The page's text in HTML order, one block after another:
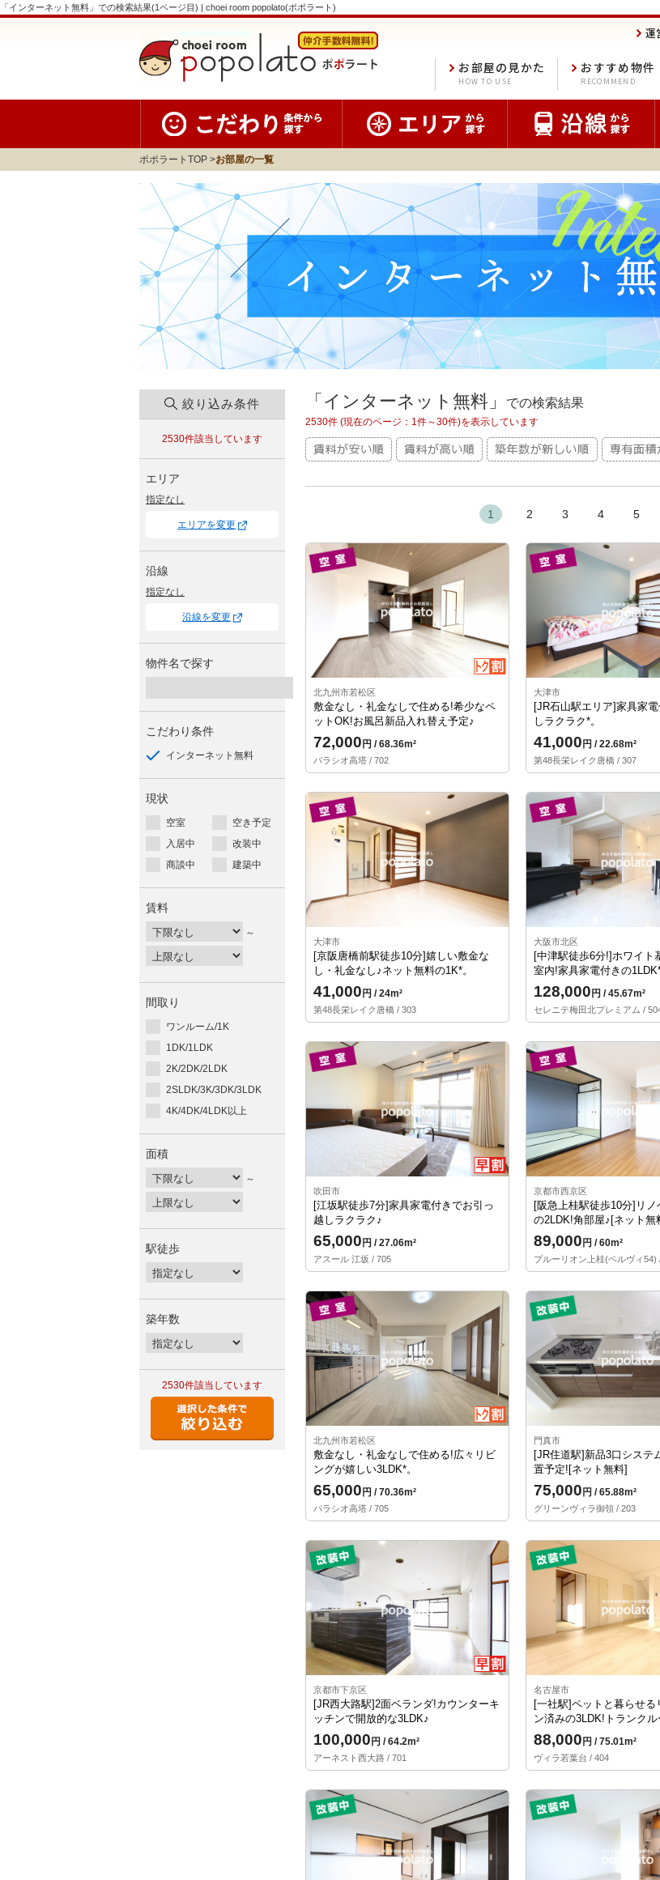
「インターネット無料」での検索結果(1ページ目) | choei room popolato(ポポラート)
運
おすすめ物件
RECOMMEND
お部屋の見かた
HOW TO USE
ポポラートTOP お部屋の一覧
「インターネット無料」 での検索結果
2530件 (現在のページ：1件～30件)を表示しています
1 2 3 4 5
北九州市若松区
敷金なし・礼金なしで住める!希少なペ
ットOK!お風呂新品入れ替え予定♪
72,000 円 / 68.36m²
パラシオ高塔 / 702
大津市
[JR石山駅エリア]家具家
しラクラク*。
41,000 円 / 22.68m²
第48長栄レイク唐橋 / 307
大津市
[京阪唐橋前駅徒歩10分]嬉しい敷金な
し・礼金なし♪ネット無料の1K*。
41,000 円 / 24m²
第48長栄レイク唐橋 / 303
大阪市北区
[中津駅徒歩6分!]ホワイト
室内!家具家電付きの1LDK*
128,000 円 / 45.67m²
セレニテ梅田北プレミアム /
吹田市
[江坂駅徒歩7分]家具家電付きでお引っ
越しラクラク♪
65,000 円 / 27.06m²
アスール 江坂 / 705
京都市西京区
[阪急上桂駅徒歩10分]リノ
の2LDK!角部屋♪[ネット無
89,000 円 / 60m²
プルーリオン上桂(ベルヴィ54)
北九州市若松区
敷金なし・礼金なしで住める!広々リビ
ングが嬉しい3LDK*。
65,000 円 / 70.36m²
パラシオ高塔 / 705
門真市
[JR住道駅]新品3口システ
置予定![ネット無料]
75,000 円 / 65.88m²
グリーンヴィラ御領 / 203
京都市下京区
[JR西大路駅]2面ベランダ!カウンターキ
ッチンで開放的な3LDK♪
100,000 円 / 64.2m²
アーネスト西大路 / 701
名古屋市
[一社駅]ペットと暮らせる
ン済みの3LDK!トランクル
88,000 円 / 75.01m²
ヴィラ若葉台 / 404
絞り込み条件
2530件該当しています
エリア
指定なし
エリアを変更
沿線
指定なし
沿線を変更
物件名で探す
こだわり条件
インターネット無料
現状
空室
空き予定
入居中
改装中
商談中
建築中
賃料
～
間取り
ワンルーム/1K
1DK/1LDK
2K/2DK/2LDK
2SLDK/3K/3DK/3LDK
4K/4DK/4LDK以上
面積
～
駅徒歩
築年数
2530件該当しています